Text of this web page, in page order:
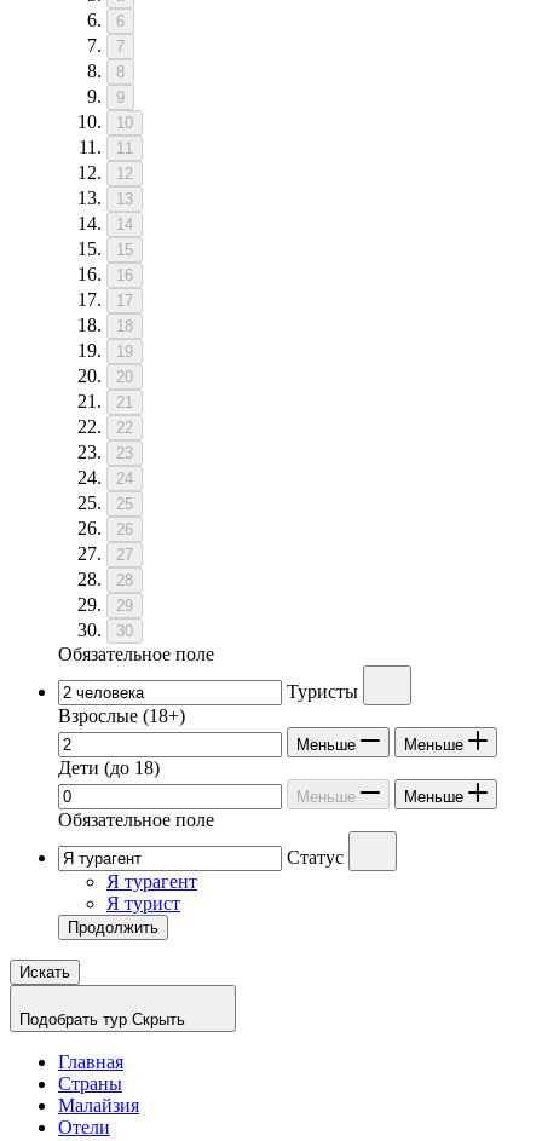
6
7
8
9
10
11
12
13
14
15
16
17
18
19
20
21
22
23
24
25
26
27
28
29
30
Обязательное поле
Туристы
Взрослые (18+)
Меньше Меньше
Дети (до 18)
Меньше Меньше
Обязательное поле
Статус
Я турагент
Я турист
Продолжить
Искать
Подобрать тур Скрыть
Главная
Страны
Малайзия
Отели